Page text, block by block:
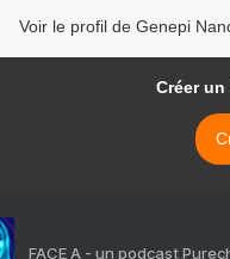
Voir le profil de Genepi
Créer
FACE A - un podcast